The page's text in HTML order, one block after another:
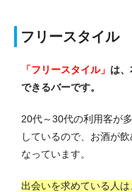
フリースタイル
「フリースタイル」 は
できるバーです。
20代～30代の利用客が
しているので、お酒が
なっています。
出会いを求めている人